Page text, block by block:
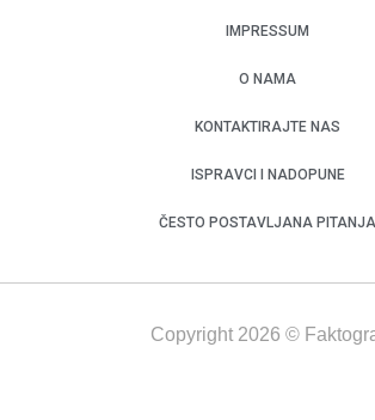
IMPRESSUM
O NAMA
KONTAKTIRAJTE NAS
ISPRAVCI I NADOPUNE
ČESTO POSTAVLJANA PITANJA
Copyright 2026 ©